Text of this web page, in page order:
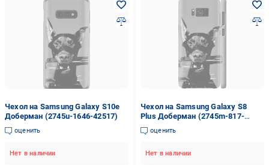
Чехол на Samsung Galaxy S10e
Доберман (2745u-1646-42517)
оценить
Нет в наличии
Чехол на Samsung Galaxy S8
Plus Доберман (2745m-817-
42517)
оценить
Нет в наличии